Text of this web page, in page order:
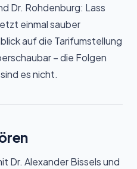
Dr. Rohdenburg: Lass
einmal sauber
auf die Tarifumstellung
– die Folgen
es nicht.
Dr. Alexander Bissels und